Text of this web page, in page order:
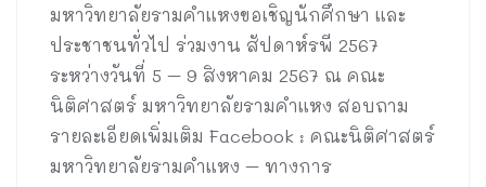
มหาวิทยาลัยรามคำแหงขอเชิญนักศึกษา และ
ประชาชนทั่วไป ร่วมงาน สัปดาห์รพี 2567
ระหว่างวันที่ 5 – 9 สิงหาคม 2567 ณ คณะ
นิติศาสตร์ มหาวิทยาลัยรามคำแหง สอบถาม
รายละเอียดเพิ่มเติม Facebook : คณะนิติศาสตร์
มหาวิทยาลัยรามคำแหง – ทางการ